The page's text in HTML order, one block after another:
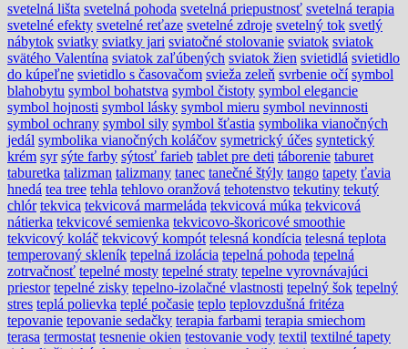
svetelná lišta svetelná pohoda svetelná priepustnosť svetelná terapia
svetelné efekty svetelné reťaze svetelné zdroje svetelný tok svetlý
nábytok sviatky sviatky jari sviatočné stolovanie sviatok sviatok
svätého Valentína sviatok zaľúbených sviatok žien svietidlá svietidlo
do kúpeľne svietidlo s časovačom svieža zeleň svrbenie očí symbol
blahobytu symbol bohatstva symbol čistoty symbol elegancie
symbol hojnosti symbol lásky symbol mieru symbol nevinnosti
symbol ochrany symbol sily symbol šťastia symbolika vianočných
jedál symbolika vianočných koláčov symetrický účes syntetický
krém syr sýte farby sýtosť farieb tablet pre deti táborenie taburet
taburetka talizman talizmany tanec tanečné štýly tango tapety ťavia
hnedá tea tree tehla tehlovo oranžová tehotenstvo tekutiny tekutý
chlór tekvica tekvicová marmeláda tekvicová múka tekvicová
nátierka tekvicové semienka tekvicovo-škoricové smoothie
tekvicový koláč tekvicový kompót telesná kondícia telesná teplota
temperovaný skleník tepelná izolácia tepelná pohoda tepelná
zotrvačnosť tepelné mosty tepelné straty tepelne vyrovnávajúci
priestor tepelné zisky tepelno-izolačné vlastnosti tepelný šok tepelný
stres teplá polievka teplé počasie teplo teplovzdušná fritéza
tepovanie tepovanie sedačky terapia farbami terapia smiechom
terasa termostat tesnenie okien testovanie vody textil textilné tapety